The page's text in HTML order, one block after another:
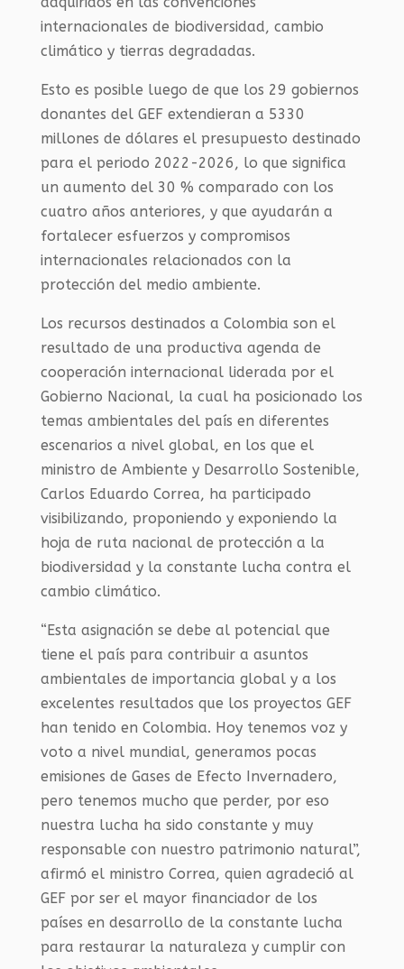
internacionales de biodiversidad, cambio
climático y tierras degradadas.
Esto es posible luego de que los 29 gobiernos
donantes del GEF extendieran a 5330
millones de dólares el presupuesto destinado
para el periodo 2022-2026, lo que significa
un aumento del 30 % comparado con los
cuatro años anteriores, y que ayudarán a
fortalecer esfuerzos y compromisos
internacionales relacionados con la
protección del medio ambiente.
Los recursos destinados a Colombia son el
resultado de una productiva agenda de
cooperación internacional liderada por el
Gobierno Nacional, la cual ha posicionado los
temas ambientales del país en diferentes
escenarios a nivel global, en los que el
ministro de Ambiente y Desarrollo Sostenible,
Carlos Eduardo Correa, ha participado
visibilizando, proponiendo y exponiendo la
hoja de ruta nacional de protección a la
biodiversidad y la constante lucha contra el
cambio climático.
“Esta asignación se debe al potencial que
tiene el país para contribuir a asuntos
ambientales de importancia global y a los
excelentes resultados que los proyectos GEF
han tenido en Colombia. Hoy tenemos voz y
voto a nivel mundial, generamos pocas
emisiones de Gases de Efecto Invernadero,
pero tenemos mucho que perder, por eso
nuestra lucha ha sido constante y muy
responsable con nuestro patrimonio natural”,
afirmó el ministro Correa, quien agradeció al
GEF por ser el mayor financiador de los
países en desarrollo de la constante lucha
para restaurar la naturaleza y cumplir con